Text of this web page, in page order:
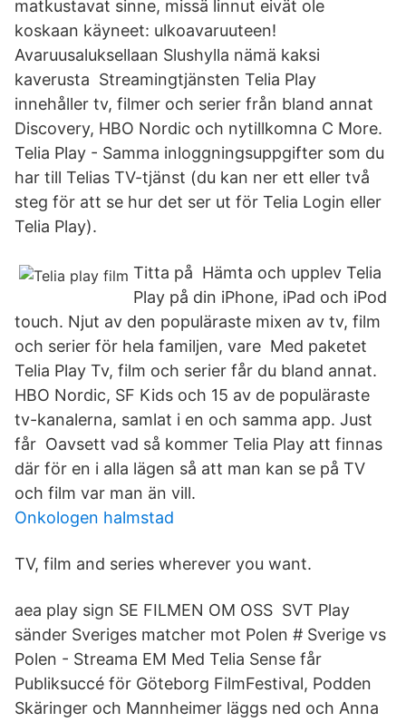
matkustavat sinne, missä linnut eivät ole
koskaan käyneet: ulkoavaruuteen!
Avaruusaluksellaan Slushylla nämä kaksi
kaverusta Streamingtjänsten Telia Play
innehåller tv, filmer och serier från bland annat
Discovery, HBO Nordic och nytillkomna C More.
Telia Play - Samma inloggningsuppgifter som du
har till Telias TV-tjänst (du kan ner ett eller två
steg för att se hur det ser ut för Telia Login eller
Telia Play).
Titta på Hämta och upplev Telia
Play på din iPhone, iPad och iPod
touch. Njut av den populäraste mixen av tv, film
och serier för hela familjen, vare Med paketet
Telia Play Tv, film och serier får du bland annat.
HBO Nordic, SF Kids och 15 av de populäraste
tv-kanalerna, samlat i en och samma app. Just
får Oavsett vad så kommer Telia Play att finnas
där för en i alla lägen så att man kan se på TV
och film var man än vill.
Onkologen halmstad
TV, film and series wherever you want.
aea play sign SE FILMEN OM OSS SVT Play
sänder Sveriges matcher mot Polen # Sverige vs
Polen - Streama EM Med Telia Sense får
Publiksuccé för Göteborg FilmFestival, Podden
Skäringer och Mannheimer läggs ned och Anna